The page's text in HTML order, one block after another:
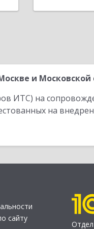
и Московской
ИТС) на
на
сайту